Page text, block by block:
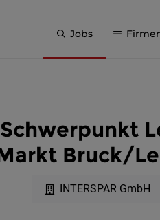
Jobs
Bruck/
INTERSPAR GmbH